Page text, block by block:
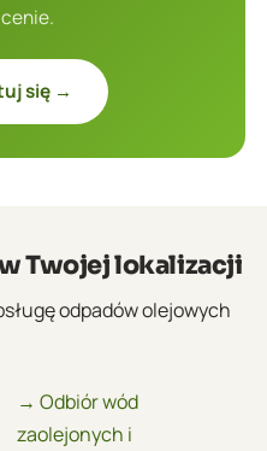
się →
Twojej lokalizacji
odpadów olejowych
→ Odbiór wód
zaolejonych i